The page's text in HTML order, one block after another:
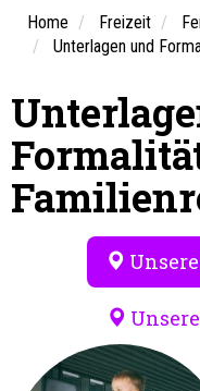
Home Freizeit
Unterlagen und